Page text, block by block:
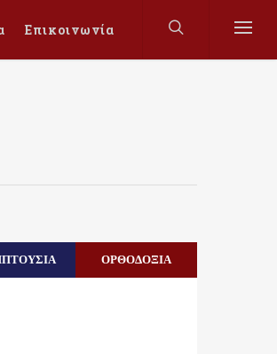
Επικοινωνία
ΟΡΘΟΔΟΞΙΑ